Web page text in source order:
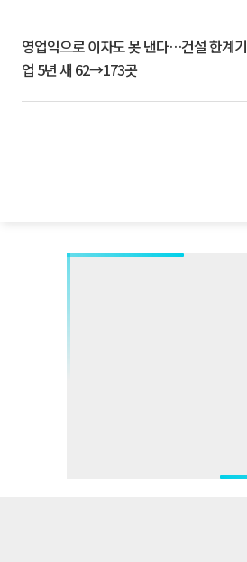
영업익으로 이자도 못 낸다…건설 한계기
업 5년 새 62→173곳